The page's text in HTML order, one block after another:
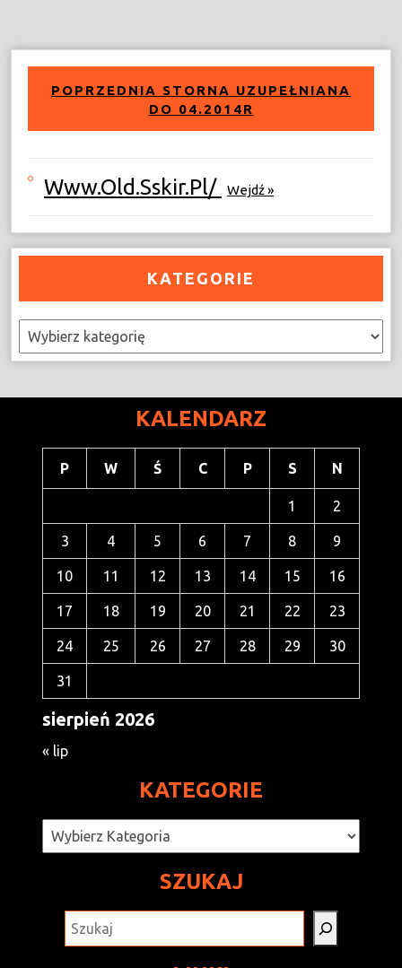
POPRZEDNIA STORNA UZUPEŁNIANA
DO 04.2014R
Www.old.sskir.pl/ Wejdź »
KATEGORIE
Kategorie
KALENDARZ
sierpień 2026
P W Ś C P S N
1 2
3 4 5 6 7 8 9
10 11 12 13 14 15 16
17 18 19 20 21 22 23
24 25 26 27 28 29 30
31
« lip
KATEGORIE
Kategorie
SZUKAJ